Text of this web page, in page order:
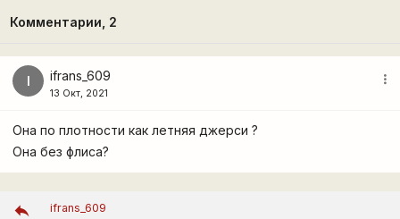
Комментарии, 2
I ifrans_609
13 Окт, 2021
more_vert
Она по плотности как летняя джерси ?
Она без флиса?
ifrans_609